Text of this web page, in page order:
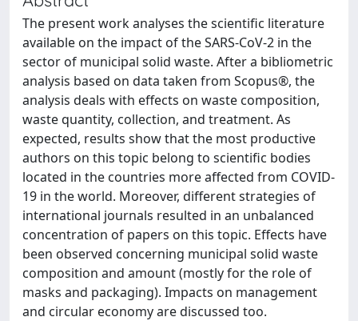
The present work analyses the scientific literature
available on the impact of the SARS-CoV-2 in the
sector of municipal solid waste. After a bibliometric
analysis based on data taken from Scopus®, the
analysis deals with effects on waste composition,
waste quantity, collection, and treatment. As
expected, results show that the most productive
authors on this topic belong to scientific bodies
located in the countries more affected from COVID-
19 in the world. Moreover, different strategies of
international journals resulted in an unbalanced
concentration of papers on this topic. Effects have
been observed concerning municipal solid waste
composition and amount (mostly for the role of
masks and packaging). Impacts on management
and circular economy are discussed too.